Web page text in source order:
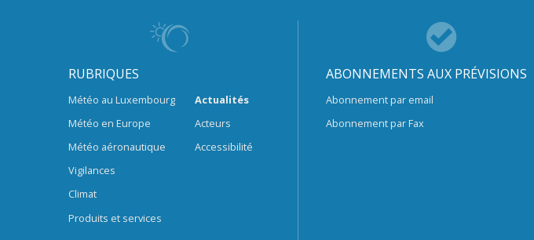
RUBRIQUES
Météo au Luxembourg
Météo en Europe
Météo aéronautique
Vigilances
Climat
Produits et services
Actualités
Acteurs
Accessibilité
ABONNEMENTS AUX PRÉVISIONS
Abonnement par email
Abonnement par Fax